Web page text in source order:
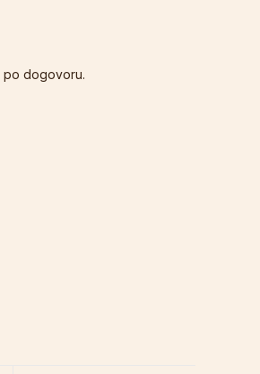
po dogovoru.